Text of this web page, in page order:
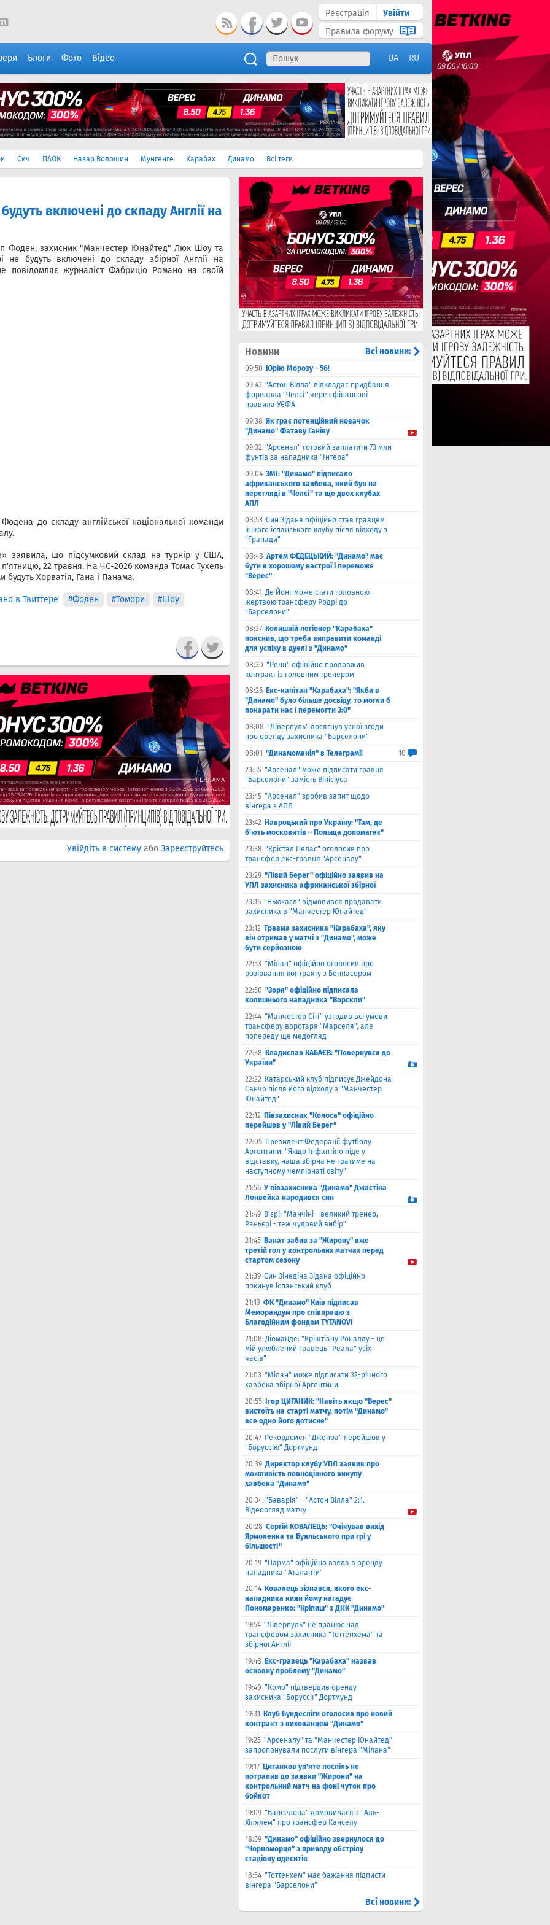
Реєстрація
Увійти
Правила форуму
Блоги Фото Відео UA RU
Сич ПАОК Назар Волошин Мунгенге Карабах Динамо Всі теги
включені до складу Англії на
Фоден, захисник "Манчестер Юнайтед" Люк Шоу та
не будуть включені до складу збірної Англії на
повідомляє журналіст Фабриціо Романо на своїй
до складу англійської національної команди
заявила, що підсумковий склад на турнір у США,
22 травня. На ЧС-2026 команда Томас Тухель
будуть Хорватія, Гана і Панама.
в Твиттере #Фоден #Томори
#Шоу
Увійдіть в систему або Зареєструйтесь
Новини Всі новини:
09:50 Юрію Морозу - 56!
09:43 "Астон Вілла" відкладає придбання
форварда "Челсі" через фінансові
правила УЄФА
09:38 Як грає потенційний новачок
"Динамо" Фатаву Ганіву
09:32 "Арсенал" готовий заплатити 73 млн
фунтів за нападника "Інтера"
09:04 ЗМІ: "Динамо" підписало
африканського хавбека, який був на
перегляді в "Челсі" та ще двох клубах
АПЛ
08:53 Син Зідана офіційно став гравцем
іншого іспанського клубу після відходу з
"Гранади"
08:48 Артем ФЕДЕЦЬКИЙ: "Динамо" має
бути в хорошому настрої і переможе
"Верес"
08:41 Де Йонг може стати головною
жертвою трансферу Родрі до
"Барселони"
08:37 Колишній легіонер "Карабаха"
пояснив, що треба виправити команді
для успіху в дуелі з "Динамо"
08:30 "Ренн" офіційно продовжив
контракт із головним тренером
08:26 Екс-капітан "Карабаха": "Якби в
"Динамо" було більше досвіду, то могли б
покарати нас і перемогти 3:0"
08:08 "Ліверпуль" досягнув усної згоди
про оренду захисника "Барселони"
08:01 "Динамоманія" в Телеграмі!
10
23:55 "Арсенал" може підписати гравця
"Барселони" замість Вінісіуса
23:45 "Арсенал" зробив запит щодо
вінгера з АПЛ
23:42 Навроцький про Україну: "Там, де
б’ють московитів – Польща допомагає"
23:38 "Крістал Пелас" оголосив про
трансфер екс-гравця "Арсеналу"
23:29 "Лівий Берег" офіційно заявив на
УПЛ захисника африканської збірної
23:16 "Ньюкасл" відмовився продавати
захисника в "Манчестер Юнайтед"
23:12 Травма захисника "Карабаха", яку
він отримав у матчі з "Динамо", може
бути серйозною
22:53 "Мілан" офіційно оголосив про
розірвання контракту з Беннасером
22:50 "Зоря" офіційно підписала
колишнього нападника "Ворскли"
22:44 "Манчестер Сіті" узгодив всі умови
трансферу воротаря "Марселя", але
попереду ще медогляд
22:38 Владислав КАБАЄВ: "Повернувся до
України"
22:22 Катарський клуб підписує Джейдона
Санчо після його відходу з "Манчестер
Юнайтед"
22:12 Півзахисник "Колоса" офіційно
перейшов у "Лівий Берег"
22:05 Президент Федерації футболу
Аргентини: "Якщо Інфантіно піде у
відставку, наша збірна не гратиме на
наступному чемпіонаті світу"
21:56 У півзахисника "Динамо" Джастіна
Лонвейка народився син
21:49 В'єрі: "Манчіні - великий тренер,
Раньєрі - теж чудовий вибір"
21:45 Ванат забив за "Жирону" вже
третій гол у контрольних матчах перед
стартом сезону
21:39 Син Зінедіна Зідана офіційно
покинув іспанський клуб
21:13 ФК "Динамо" Київ підписав
Меморандум про співпрацю з
Благодійним фондом TYTANOVI
21:08 Діоманде: "Кріштіану Роналду - це
мій улюблений гравець "Реала" усіх
часів"
21:03 "Мілан" може підписати 32-річного
хавбека збірної Аргентини
20:55
Ігор ЦИГАНИК: "Навіть якщо "Верес"
вистоїть на старті матчу, потім "Динамо"
все одно його дотисне"
20:47 Рекордсмен "Дженоа" перейшов у
"Боруссію" Дортмунд
20:39 Директор клубу УПЛ заявив про
можливість повноцінного викупу
хавбека "Динамо"
20:34 "Баварія" - "Астон Вілла" 2:1.
Відеоогляд матчу
20:28 Сергій КОВАЛЕЦЬ: "Очікував вихід
Ярмоленка та Буяльського при грі у
більшості"
20:19 "Парма" офіційно взяла в оренду
нападника "Аталанти"
20:14 Ковалець зізнався, якого екс-
нападника киян йому нагадує
Пономаренко: "Кріпиш" з ДНК "Динамо"
19:54 "Ліверпуль" не працює над
трансфером захисника "Тоттенхема" та
збірної Англії
19:48 Екс-гравець "Карабаха" назвав
основну проблему "Динамо"
19:40 "Комо" підтвердив оренду
захисника "Боруссії" Дортмунд
19:31
Клуб Бундесліги оголосив про новий
контракт з вихованцем "Динамо"
19:25 "Арсеналу" та "Манчестер Юнайтед"
запропонували послуги вінгера "Мілана"
19:17 Циганков уп'яте поспіль не
потрапив до заявки "Жирони" на
контрольний матч на фоні чуток про
бойкот
19:09 "Барселона" домовилася з "Аль-
Хілялем" про трансфер Канселу
18:59 "Динамо" офіційно звернулося до
"Чорноморця" з приводу обстрілу
стадіону одеситів
18:54 "Тоттенхем" має бажання підписти
вінгера "Барселони"
Всі новини: